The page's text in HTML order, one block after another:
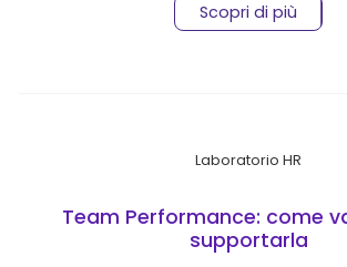
Scopri di più
Laboratorio HR
Team Performance: come
supportarla